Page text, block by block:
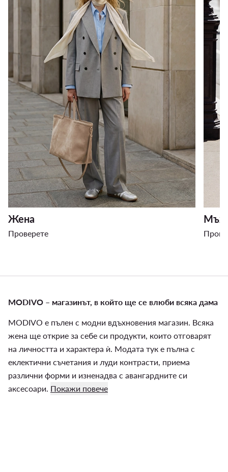
Жена
Проверете
Мъж
MODIVO – магазинът, в който ще се влюби всяка дама
MODIVO е пълен с модни вдъхновения магазин. Всяка
жена ще открие за себе си продукти, които отговарят
на личността и характера ѝ. Модата тук е пълна с
еклектични съчетания и луди контрасти, приема
различни форми и изненадва с авангардните си
аксесоари. Покажи повече